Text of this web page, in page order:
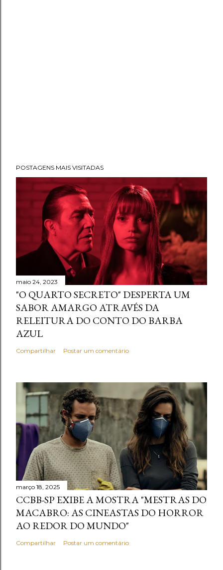
POSTAGENS MAIS VISITADAS
maio 24, 2023
"O QUARTO SECRETO" DESPERTA UM
SABOR AMARGO ATRAVÉS DA
RELEITURA DO CONTO DO BARBA
AZUL
Compartilhar Postar um comentário
março 18, 2025
CCBB-SP EXIBE A MOSTRA "MESTRAS DO
MACABRO: AS CINEASTAS DO HORROR
AO REDOR DO MUNDO"
Compartilhar Postar um comentário